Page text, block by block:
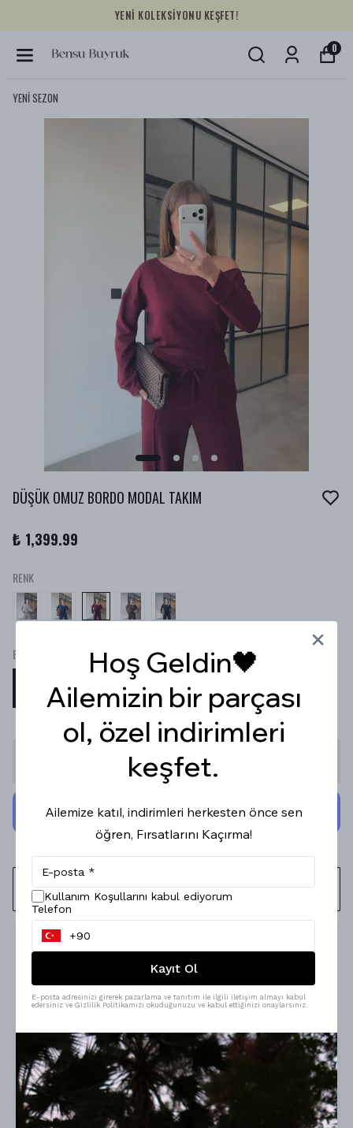
YENİ KOLEKSİYONU KEŞFET!
0
YENİ SEZON
DÜŞÜK OMUZ BORDO MODAL TAKIM
₺ 1,399.99
RENK
Beden
M L
Stoğa Gelince Haber Ver
WHATSAPP
Ürün Açıklaması
Hoş Geldin🖤
Ailemizin bir parçası
ol, özel indirimleri
keşfet.
Ailemize katıl, indirimleri herkesten önce sen
öğren, Fırsatlarını Kaçırma!
Kullanım Koşullarını kabul ediyorum
Telefon
Kayıt Ol
E-posta adresinizi girerek pazarlama ve tanıtım ile ilgili iletişim almayı kabul
edersiniz ve Gizlilik Politikamızı okuduğunuzu ve kabul ettiğinizi onaylarsınız.